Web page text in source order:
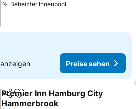
Beheizter Innenpool
anzeigen Preise sehen
TeilenZu Favoriten hinzufügen
Premier Inn Hamburg City
Hammerbrook